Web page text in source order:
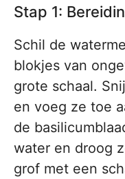
Stap 1:
Schil de
blokjes van
grote schaal.
en voeg ze toe
de
water en droog
grof met een